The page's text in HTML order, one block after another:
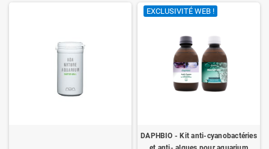
EXCLUSIVITÉ WEB !
DAPHBIO - Kit anti-cyanobactéries